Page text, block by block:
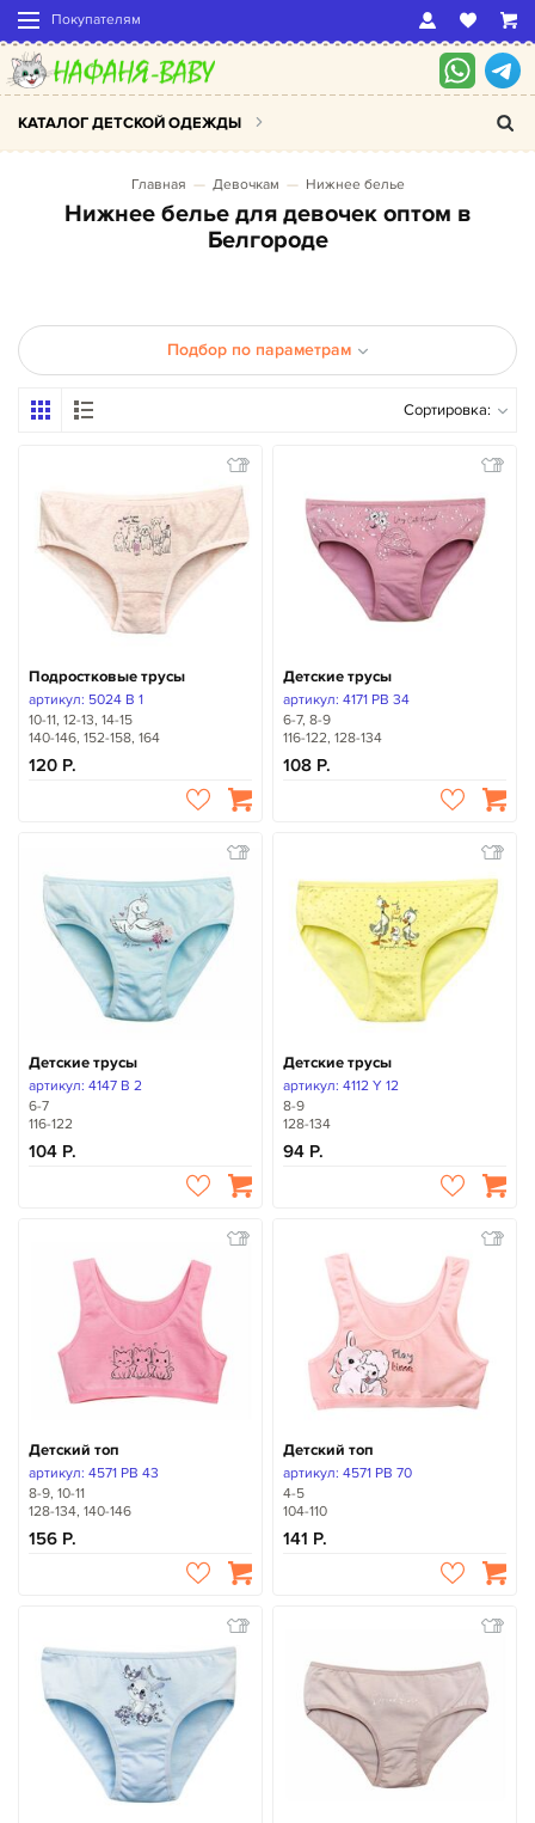
Покупателям
КАТАЛОГ ДЕТСКОЙ ОДЕЖДЫ
Главная Девочкам Нижнее белье
Нижнее белье для девочек оптом в
Белгороде
Подбор по параметрам
Сортировка:
Подростковые трусы
артикул: 5024 B 1
10-11, 12-13, 14-15
140-146, 152-158, 164
120
Детские трусы
артикул: 4171 PB 34
6-7, 8-9
116-122, 128-134
108
Детские трусы
артикул: 4147 B 2
6-7
116-122
104
Детские трусы
артикул: 4112 Y 12
8-9
128-134
94
Детский топ
артикул: 4571 PB 43
8-9, 10-11
128-134, 140-146
156
Детский топ
артикул: 4571 PB 70
4-5
104-110
141